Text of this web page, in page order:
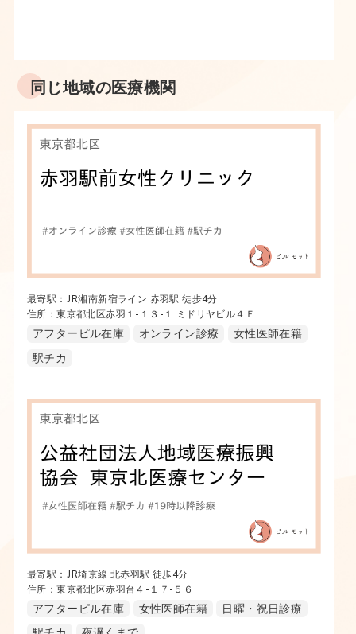
同じ地域の医療機関
最寄駅：JR湘南新宿ライン 赤羽駅 徒歩4分
住所：東京都北区赤羽１-１３-１ ミドリヤビル４Ｆ
アフターピル在庫 オンライン診療
女性医師在籍
駅チカ
最寄駅：JR埼京線 北赤羽駅 徒歩4分
住所：東京都北区赤羽台４-１７-５６
アフターピル在庫 女性医師在籍
日曜・祝日診療